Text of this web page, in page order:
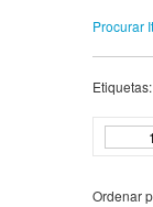
Procurar
Ordenar